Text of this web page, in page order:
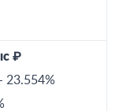
₽
- 23.554%